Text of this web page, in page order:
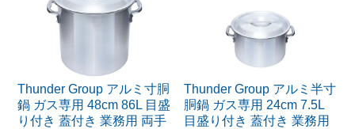
Thunder Group アルミ寸胴
鍋 ガス専用 48cm 86L 目盛
り付き 蓋付き 業務用 両手
Thunder Group アルミ半寸
胴鍋 ガス専用 24cm 7.5L
目盛り付き 蓋付き 業務用